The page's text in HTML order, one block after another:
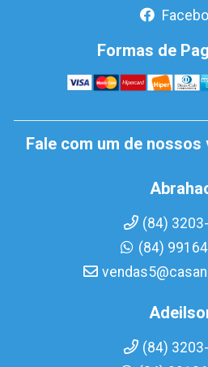
Formas de
Fale com um de nossos
(84)
(84)
(84)